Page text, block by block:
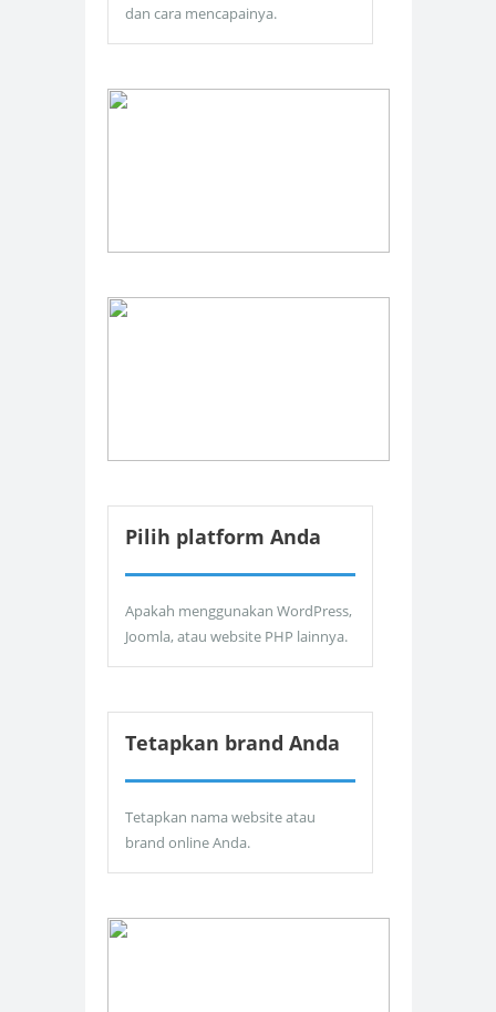
dan cara mencapainya.
Pilih platform Anda
Apakah menggunakan WordPress,
Joomla, atau website PHP lainnya.
Tetapkan brand Anda
Tetapkan nama website atau
brand online Anda.